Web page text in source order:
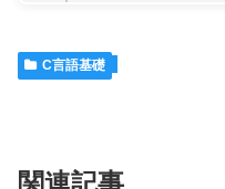
C言語基礎